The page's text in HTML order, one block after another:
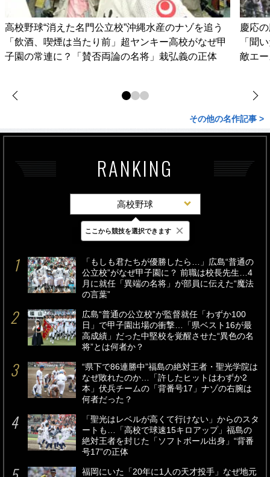
高校野球“消えた名門公立校”沖縄水産のナゾを追う
「飲酒、喫煙は当たり前」超ヤンキー高校がなぜ甲
子園の常連に？「賛否両論の名将」栽弘義の正体
慶応
「聞
敵エ
その他の名作記事 >
RANKING
高校野球
最新 24時間 週間
「もしも君たちが優勝したら…」広島“普通の
公立校”がなぜ甲子園に？ 前職は校長先生…4
月に就任「異端の名将」が部員に伝えた“魔法
の言葉”
広島“普通の公立校”が監督就任「わずか100
日」で甲子園出場の衝撃…「県ベスト16が最
高成績」だった中堅校を覚醒させた“異色の名
将”とは何者か？
“県下で86連勝中”福島の絶対王者・聖光学院は
なぜ敗れたのか…「許したヒットはわずか2
本」伏兵チームの「背番号17」ナゾの右腕は
何者だった？
「聖光はレベルが高くて行けない」からのスタ
ートも…「高校で球速15キロアップ」福島の
絶対王者を封じた「ソフトボール出身」“背番
号17”の正体
福岡にいた「20年に1人の天才投手」なぜ地元
ここから競技を選択できます ×